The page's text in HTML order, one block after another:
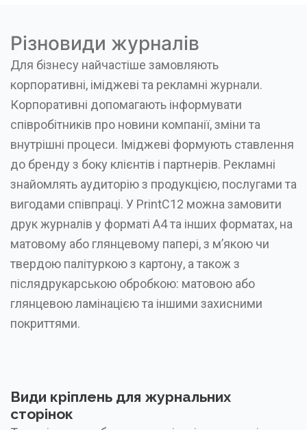
Різновиди журналів
Для бізнесу найчастіше замовляють
корпоративні, іміджеві та рекламні журнали.
Корпоративні допомагають інформувати
співробітників про новини компанії, зміни та
внутрішні процеси. Іміджеві формують ставлення
до бренду з боку клієнтів і партнерів. Рекламні
знайомлять аудиторію з продукцією, послугами та
вигодами співпраці. У PrintC12 можна замовити
друк журналів у форматі А4 та інших форматах, на
матовому або глянцевому папері, з м’якою чи
твердою палітуркою з картону, а також з
післядрукарською обробкою: матовою або
глянцевою ламінацією та іншими захисними
покриттями.
Види кріплень для журнальних
сторінок